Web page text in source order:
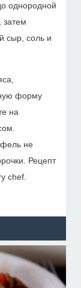
однородной
затем
сыр, соль и
форму
на
не
Рецепт
chef.